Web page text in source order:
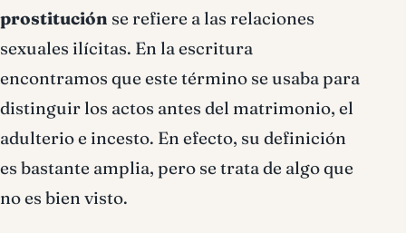
prostitución se refiere a las relaciones
sexuales ilícitas. En la escritura
encontramos que este término se usaba para
distinguir los actos antes del matrimonio, el
adulterio e incesto. En efecto, su definición
es bastante amplia, pero se trata de algo que
no es bien visto.